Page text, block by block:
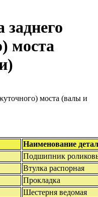
заднего
моста
Наименование
Подшипник
Втулка распорная
Прокладка
Шестерня ведомая